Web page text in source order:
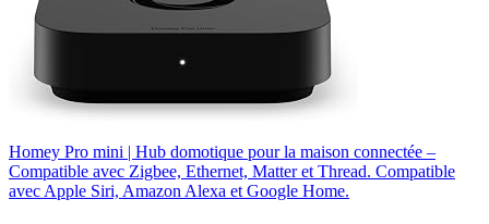
Homey Pro mini | Hub domotique pour la maison connectée –
Compatible avec Zigbee, Ethernet, Matter et Thread. Compatible
avec Apple Siri, Amazon Alexa et Google Home.